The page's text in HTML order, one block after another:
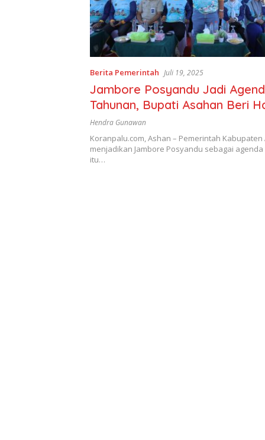
Berita Pemerintah Juli 19, 2025
Jambore Posyandu Jadi
Tahunan, Bupati Asahan Beri
Umrah untuk Kader Terbaik
Hendra Gunawan
Koranpalu.com, Ashan – Pemerintah
menjadikan Jambore Posyandu sebagai
itu…